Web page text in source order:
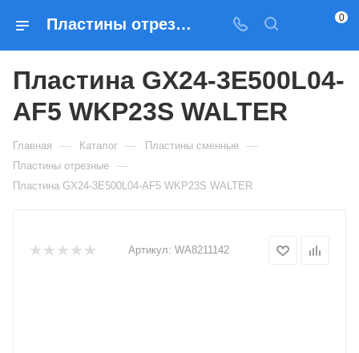
Пластины отрезные Пластина GX24-3E500L04-AF5 WKP23S WALTER — купить по выгодным ценам в Москве 0
Пластина GX24-3E500L04-
AF5 WKP23S WALTER
Главная — Каталог — Пластины сменные —
Пластины отрезные —
Пластина GX24-3E500L04-AF5 WKP23S WALTER
Артикул: WA8211142